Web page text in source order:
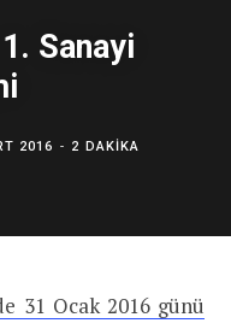
Sanayi
2016 2 DAKIKA
31 Ocak 2016 günü